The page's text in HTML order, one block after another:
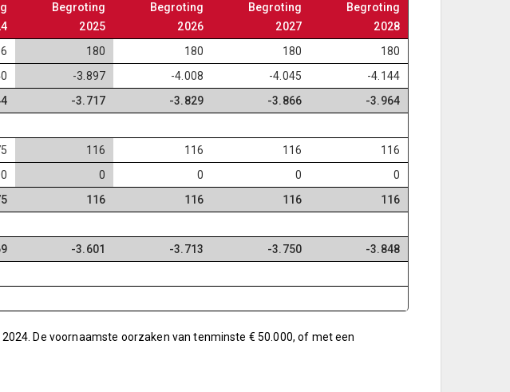
Begroting
2025
Begroting
2026
Begroting
2027
Begroting
2028
180 180 180
180
-3.897 -4.008 -4.045
-4.144
-3.717 -3.829 -3.866
-3.964
116 116 116
116
0 0 0
0
116 116 116
116
-3.601 -3.713 -3.750
-3.848
De voornaamste oorzaken van tenminste € 50.000, of met een